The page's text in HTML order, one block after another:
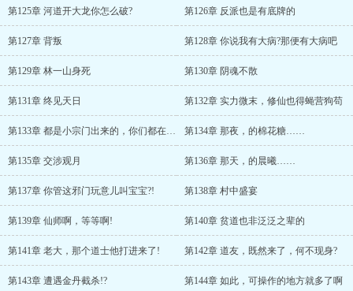
第125章 河道开大龙你怎么破? 第126章 反派也是有底牌的
第127章 背叛 第128章 你说我有大病?那便有大病吧
第129章 林一山身死 第130章 阴魂不散
第131章 终见天日 第132章 实力微末，修仙也得蝇营狗苟
第133章 都是小宗门出来的，你们都在演我?! 第134章 那夜，的棉花糖……
第135章 交涉观月 第136章 那天，的晨曦……
第137章 你管这邪门玩意儿叫宝宝?! 第138章 村中盛宴
第139章 仙师啊，等等啊! 第140章 贫道也非泛泛之辈的
第141章 老大，那个道士他打进来了! 第142章 道友，既然来了，何不现身?
第143章 遭遇金丹截杀!? 第144章 如此，可操作的地方就多了啊